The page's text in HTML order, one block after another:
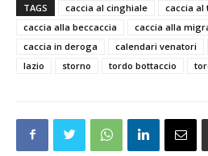
TAGS caccia al cinghiale
caccia al
caccia alla beccaccia
caccia alla
caccia in deroga
calendari venatori
lazio
storno tordo bottaccio